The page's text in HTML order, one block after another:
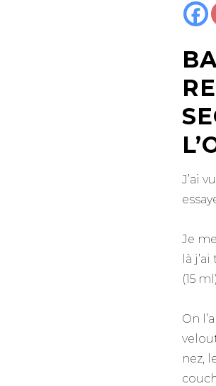
J’ai
Je
là
(15
On
nez,